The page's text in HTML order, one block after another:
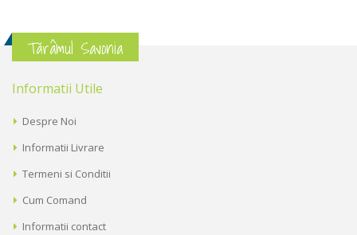
Tărâmul Savonia
Informatii Utile
Despre Noi
Informatii Livrare
Termeni si Conditii
Cum Comand
Informatii contact